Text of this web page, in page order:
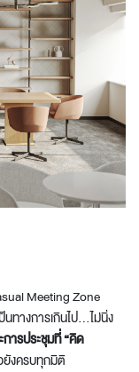
Meeting Zone
ทางการเกินไป…ไม่นิ่ง
การประชุมที่ “คิด
ยังครบทุกมิติ